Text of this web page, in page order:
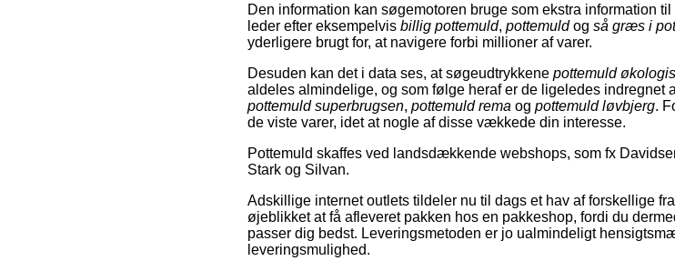
Den information kan søgemotoren bruge som ekstra information
leder efter eksempelvis billig pottemuld, pottemuldog så græs i
yderligere brugt for, at navigere forbi millioner af varer.
Desuden kan det i data ses, at søgeudtrykkene pottemuld
aldeles almindelige, og som følge heraf er de ligeledes indregnet
pottemuld superbrugsen, pottemuld rema og pottemuld løvbjerg.
de viste varer, idet at nogle af disse vækkede din interesse.
Pottemuld skaffes ved landsdækkende webshops, som fx
Stark og Silvan.
Adskillige internet outlets tildeler nu til dags et hav af forskellige
øjeblikket at få afleveret pakken hos en pakkeshop, fordi du
passer dig bedst. Leveringsmetoden er jo ualmindeligt
leveringsmulighed.